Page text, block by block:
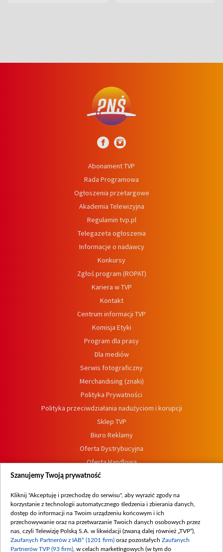
Abonament TVP
Rada Programowa
Ogłoszenia przetargowe
Akademia Telewizyjna
Regulamin tvp.pl
Telegazeta ogłoszenia
Informacje o nadawcy
Konkursy
Zgłoś program (ROPAT)
Kariera w TVP
Kontakt
Centrum informacji TVP
Komisja Etyki
Program dla prasy
Dla mediów
Serwis fotograficzny
Merchandising (znaki)
Polityka Prywatności
Polityka przeciwdziałania nadużyciom i korupcji
Sklep TVP
Biuro Reklamy
Oferta Dystrybucyjna
Oferta Handlowa
Dostępność
Procedura zgłoszeń wewnętrznych
Szanujemy Twoją prywatność
Kliknij "Akceptuję i przechodzę do serwisu", aby wyrazić zgody na
korzystanie z technologii automatycznego śledzenia i zbierania danych,
dostęp do informacji na Twoim urządzeniu końcowym i ich
przechowywanie oraz na przetwarzanie Twoich danych osobowych przez
nas, czyli Telewizję Polską S.A. w likwidacji (zwaną dalej również „TVP”),
Zaufanych Partnerów z IAB* (1201 firm) oraz pozostałych Zaufanych
Partnerów TVP (93 firm) , w celach marketingowych (w tym do